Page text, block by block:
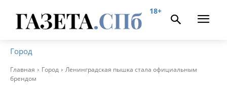
18+
Город
Главная Город
Ленинградская пышка стала официальным
брендом